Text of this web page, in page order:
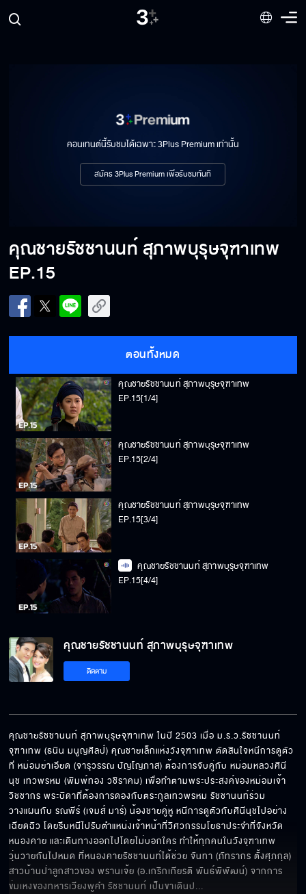
คอนเทนต์นี้รับชมได้เฉพาะ 3Plus Premium เท่านั้น
สมัคร 3Plus Premium เพื่อรับชมทันที
คุณชายรัชชานนท์ สุภาพบุรุษจุฑาเทพ
EP.15
ตอนทั้งหมด
คุณชายรัชชานนท์ สุภาพบุรุษจุฑาเทพ
EP.15[1/4]
คุณชายรัชชานนท์ สุภาพบุรุษจุฑาเทพ
EP.15[2/4]
คุณชายรัชชานนท์ สุภาพบุรุษจุฑาเทพ
EP.15[3/4]
คุณชายรัชชานนท์ สุภาพบุรุษจุฑาเทพ
EP.15[4/4]
คุณชายรัชชานนท์ สุภาพบุรุษจุฑาเทพ
ติดตาม
คุณชายรัชชานนท์ สุภาพบุรุษจุฑาเทพ ในปี 2503 เมื่อ ม.ร.ว.รัชชานนท์
จุฑาเทพ (ธนิน มนูญศิลป์) คุณชายเล็กแห่งวังจุฑาเทพ ตัดสินใจหนีการดูตัว
ที่ หม่อมย่าเอียด (จารุวรรณ ปัญโญภาส) ต้องการจับคู่กับ หม่อมหลวงศินี
นุช เทวพรหม (พิมพ์ทอง วชิราคม) เพื่อทำตามพระประสงค์ของหม่อมเจ้า
วิชชากร พระบิดาที่ต้องการดองกับตระกูลเทวพรหม รัชชานนท์ร่วม
วางแผนกับ รณพีร์ (เจมส์ มาร์) น้องชายคู่หู หนีการดูตัวกับศินีนุชไปอย่าง
เฉียดฉิว โดยรีบหนีไปรับตำแหน่งเจ้าหน้าที่วิศวกรรมโยธาประจำที่จังหวัด
หนองคาย และเดินทางออกไปโดยไม่บอกใคร ทำให้ทุกคนในวังจุฑาเทพ
วุ่นวายกันไปหมด ที่หนองคายรัชชานนท์ได้ช่วย จันทา (ภัทรากร ตั้งศุภกุล)
สาวบ้านป่าลูกสาวของ พรานเจ้ย (อ.เกริกเกียรติ พันธ์พิพัฒน์) จากการ
ข่มเหงของทหารเวียงพูคำ รัชชานนท์ เป็นขาเดินป...